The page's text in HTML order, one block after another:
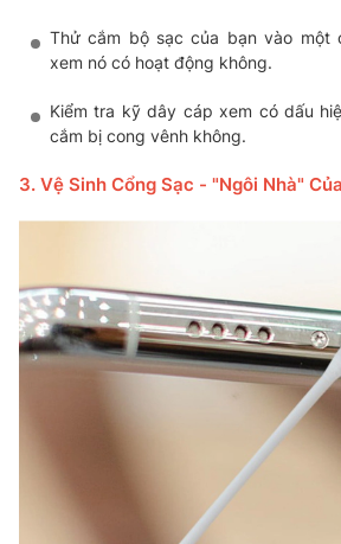
Thử cắm bộ sạc của bạn vào một
xem nó có hoạt động không.
Kiểm tra kỹ dây cáp xem có dấu
cắm bị cong vênh không.
3. Vệ Sinh Cổng Sạc - "Ngôi Nhà"